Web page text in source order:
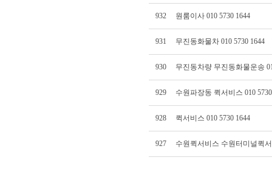
932 원룸이사 010 5730 1644
931 무진동화물차 010 5730 1644
930 무진동차량 무진동화물운송
929 수원파장동 퀵서비스 010
928 퀵서비스 010 5730 1644
927 수원퀵서비스 수원터미널퀵서